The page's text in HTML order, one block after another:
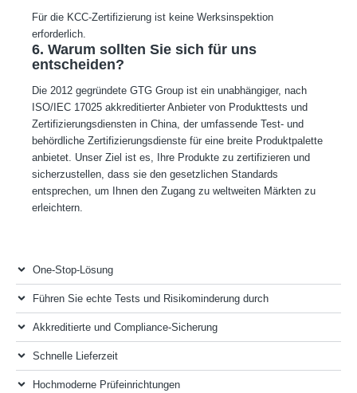
Für die KCC-Zertifizierung ist keine Werksinspektion
erforderlich.
6. Warum sollten Sie sich für uns
entscheiden?
Die 2012 gegründete GTG Group ist ein unabhängiger, nach
ISO/IEC 17025 akkreditierter Anbieter von Produkttests und
Zertifizierungsdiensten in China, der umfassende Test- und
behördliche Zertifizierungsdienste für eine breite Produktpalette
anbietet. Unser Ziel ist es, Ihre Produkte zu zertifizieren und
sicherzustellen, dass sie den gesetzlichen Standards
entsprechen, um Ihnen den Zugang zu weltweiten Märkten zu
erleichtern.
One-Stop-Lösung
Führen Sie echte Tests und Risikominderung durch
Akkreditierte und Compliance-Sicherung
Schnelle Lieferzeit
Hochmoderne Prüfeinrichtungen